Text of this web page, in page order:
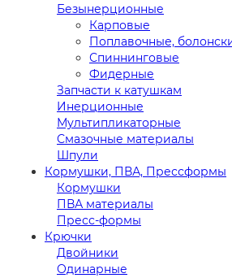
Безынерционные
Карповые
Поплавочные,
Спиннинговые
Фидерные
Запчасти к катушкам
Инерционные
Мультипликаторные
Смазочные материалы
Шпули
Кормушки, ПВА, Прессформы
Кормушки
ПВА материалы
Пресс-формы
Крючки
Двойники
Одинарные